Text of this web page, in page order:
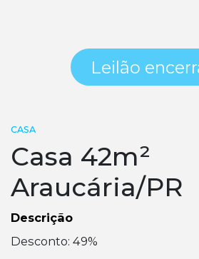
Leilão
CASA
Casa 42m²
Araucária/PR
Descrição
Desconto: 49%